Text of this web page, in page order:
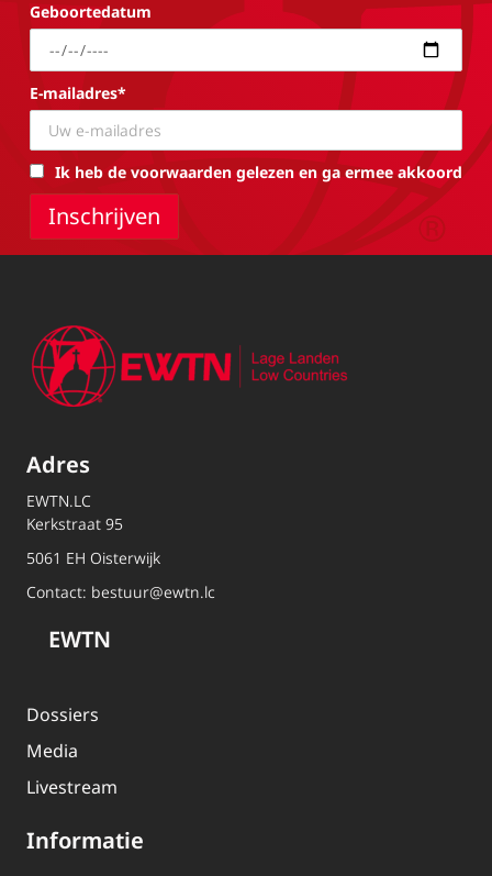
Geboortedatum
E-mailadres*
Ik heb de voorwaarden gelezen en ga ermee akkoord
Adres
EWTN.LC
Kerkstraat 95
5061 EH Oisterwijk
Contact: bestuur@ewtn.lc
EWTN
Dossiers
Media
Livestream
Informatie